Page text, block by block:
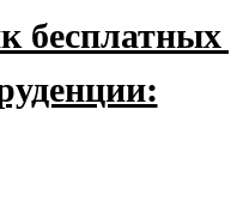
бесплатных